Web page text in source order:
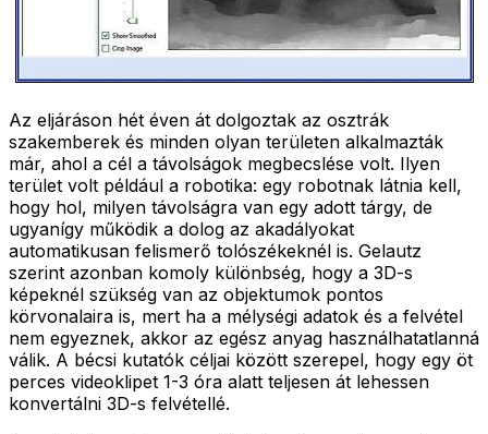
Az eljáráson hét éven át dolgoztak az osztrák
szakemberek és minden olyan területen alkalmazták
már, ahol a cél a távolságok megbecslése volt. Ilyen
terület volt például a robotika: egy robotnak látnia kell,
hogy hol, milyen távolságra van egy adott tárgy, de
ugyanígy működik a dolog az akadályokat
automatikusan felismerő tolószékeknél is. Gelautz
szerint azonban komoly különbség, hogy a 3D-s
képeknél szükség van az objektumok pontos
körvonalaira is, mert ha a mélységi adatok és a felvétel
nem egyeznek, akkor az egész anyag használhatatlanná
válik. A bécsi kutatók céljai között szerepel, hogy egy öt
perces videoklipet 1-3 óra alatt teljesen át lehessen
konvertálni 3D-s felvétellé.